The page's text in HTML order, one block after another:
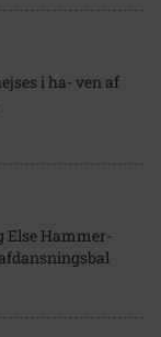
i ha- ven af
Else Hammer-